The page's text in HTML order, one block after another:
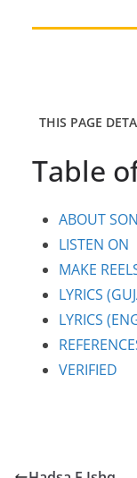
THIS PAGE
Table
ABOUT
LISTEN ON
MAKE
LYRICS
LYRICS
VERIFIED